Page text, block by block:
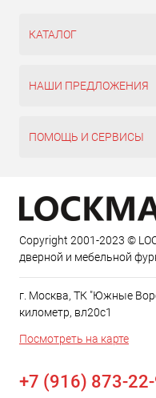
КАТАЛОГ
НАШИ ПРЕДЛОЖЕНИЯ
ПОМОЩЬ И СЕРВИСЫ
Copyright 2001-2023 ©
дверной и мебельной
г. Москва, ТК "Южные
километр, вл20с1
Посмотреть на карте
+7 (916) 873-